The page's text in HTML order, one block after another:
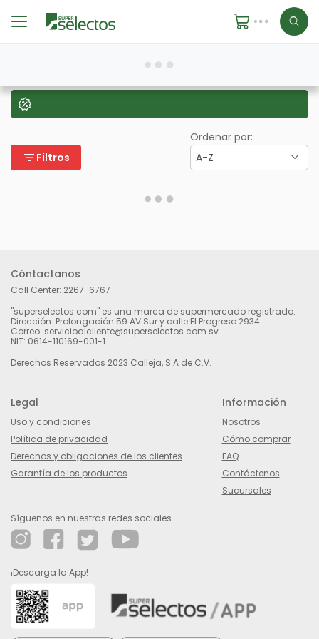
filter_list Filtros
Ordenar por:
A-Z
Cóntactanos
Call Center: 2267-6767
"superselectos.com" es una marca de supermercado registrado.
Dirección: Prolongación 59 AV Sur y calle El Progreso 2934.
Correo: servicioalcliente@superselectos.com.sv
NIT: 0614-110169-001-1
Derechos Reservados 2023 Calleja, S.A de C.V.
Legal
Uso y condiciones
Política de privacidad
Derechos y obligaciones de los clientes
Garantía de los productos
Información
Nosotros
Cómo comprar
FAQ
Contáctenos
Sucursales
Síguenos en nuestras redes sociales
¡Descarga la App!